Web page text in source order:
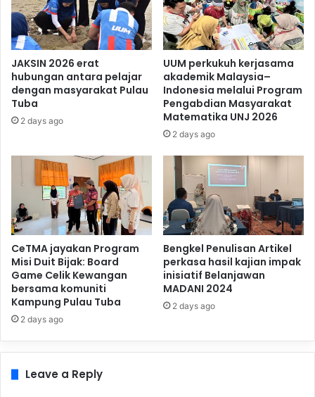
JAKSIN 2026 erat
hubungan antara pelajar
dengan masyarakat Pulau
Tuba
2 days ago
UUM perkukuh kerjasama
akademik Malaysia–
Indonesia melalui Program
Pengabdian Masyarakat
Matematika UNJ 2026
2 days ago
CeTMA jayakan Program
Misi Duit Bijak: Board
Game Celik Kewangan
bersama komuniti
Kampung Pulau Tuba
2 days ago
Bengkel Penulisan Artikel
perkasa hasil kajian impak
inisiatif Belanjawan
MADANI 2024
2 days ago
Leave a Reply